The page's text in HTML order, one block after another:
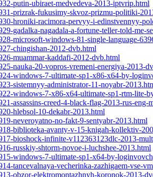
putin-ubiraet-medvedeva-2013-iptvrip.html
prizrak-fukusimy-skvoz-prizmu-politiki-
hroniki-racimora-pervyy-i-edinstvennyy-
gadalka-nagadala-a-fortune-teller-told-me-
microsoft-windows-81-single-language-
chingishan-2012-dvb.html
muammar-kaddafi-2012-dvb.html
nauka-20-vopros-vremeni-energiya-2013-
windows-7-ultimate-sp1-x86-x64-by-
sistemnyy-administrator-11-noyabr-
windows-7-x86-x64-ultimate-sp1-rtm-lite-
assassins-creed-4-black-flag-2013-rus-
hlebsol-10-dekabr-2013.html
neveroyatno-no-fakt-9-sentyabr-2013.html
biblioteka-avanty-v-15-knigah-kollektiv-
bioshock-infinite-v112363123dlc-2013-
russkiy-shtorm-novoe-i-luchshee-2013.html
windows-7-ultimate-sp1-x64-by-
tancevalnaya-vecherinka-zazhigaem-vse-
obzor-elektromontazhnyh-koronok-2013-